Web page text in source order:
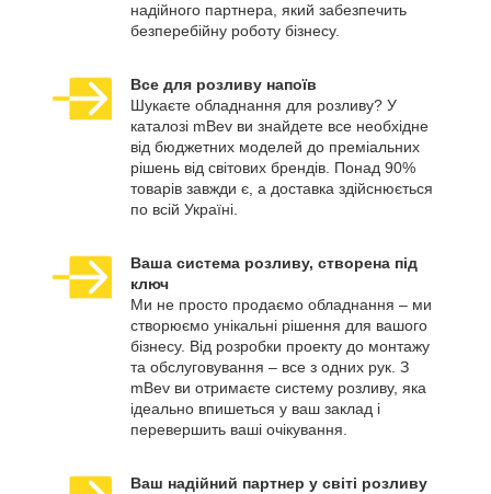
надійного партнера, який забезпечить
безперебійну роботу бізнесу.
Все для розливу напоїв
Шукаєте обладнання для розливу? У
каталозі mBev ви знайдете все необхідне
від бюджетних моделей до преміальних
рішень від світових брендів. Понад 90%
товарів завжди є, а доставка здійснюється
по всій Україні.
Ваша система розливу, створена під
ключ
Ми не просто продаємо обладнання – ми
створюємо унікальні рішення для вашого
бізнесу. Від розробки проекту до монтажу
та обслуговування – все з одних рук. З
mBev ви отримаєте систему розливу, яка
ідеально впишеться у ваш заклад і
перевершить ваші очікування.
Ваш надійний партнер у світі розливу